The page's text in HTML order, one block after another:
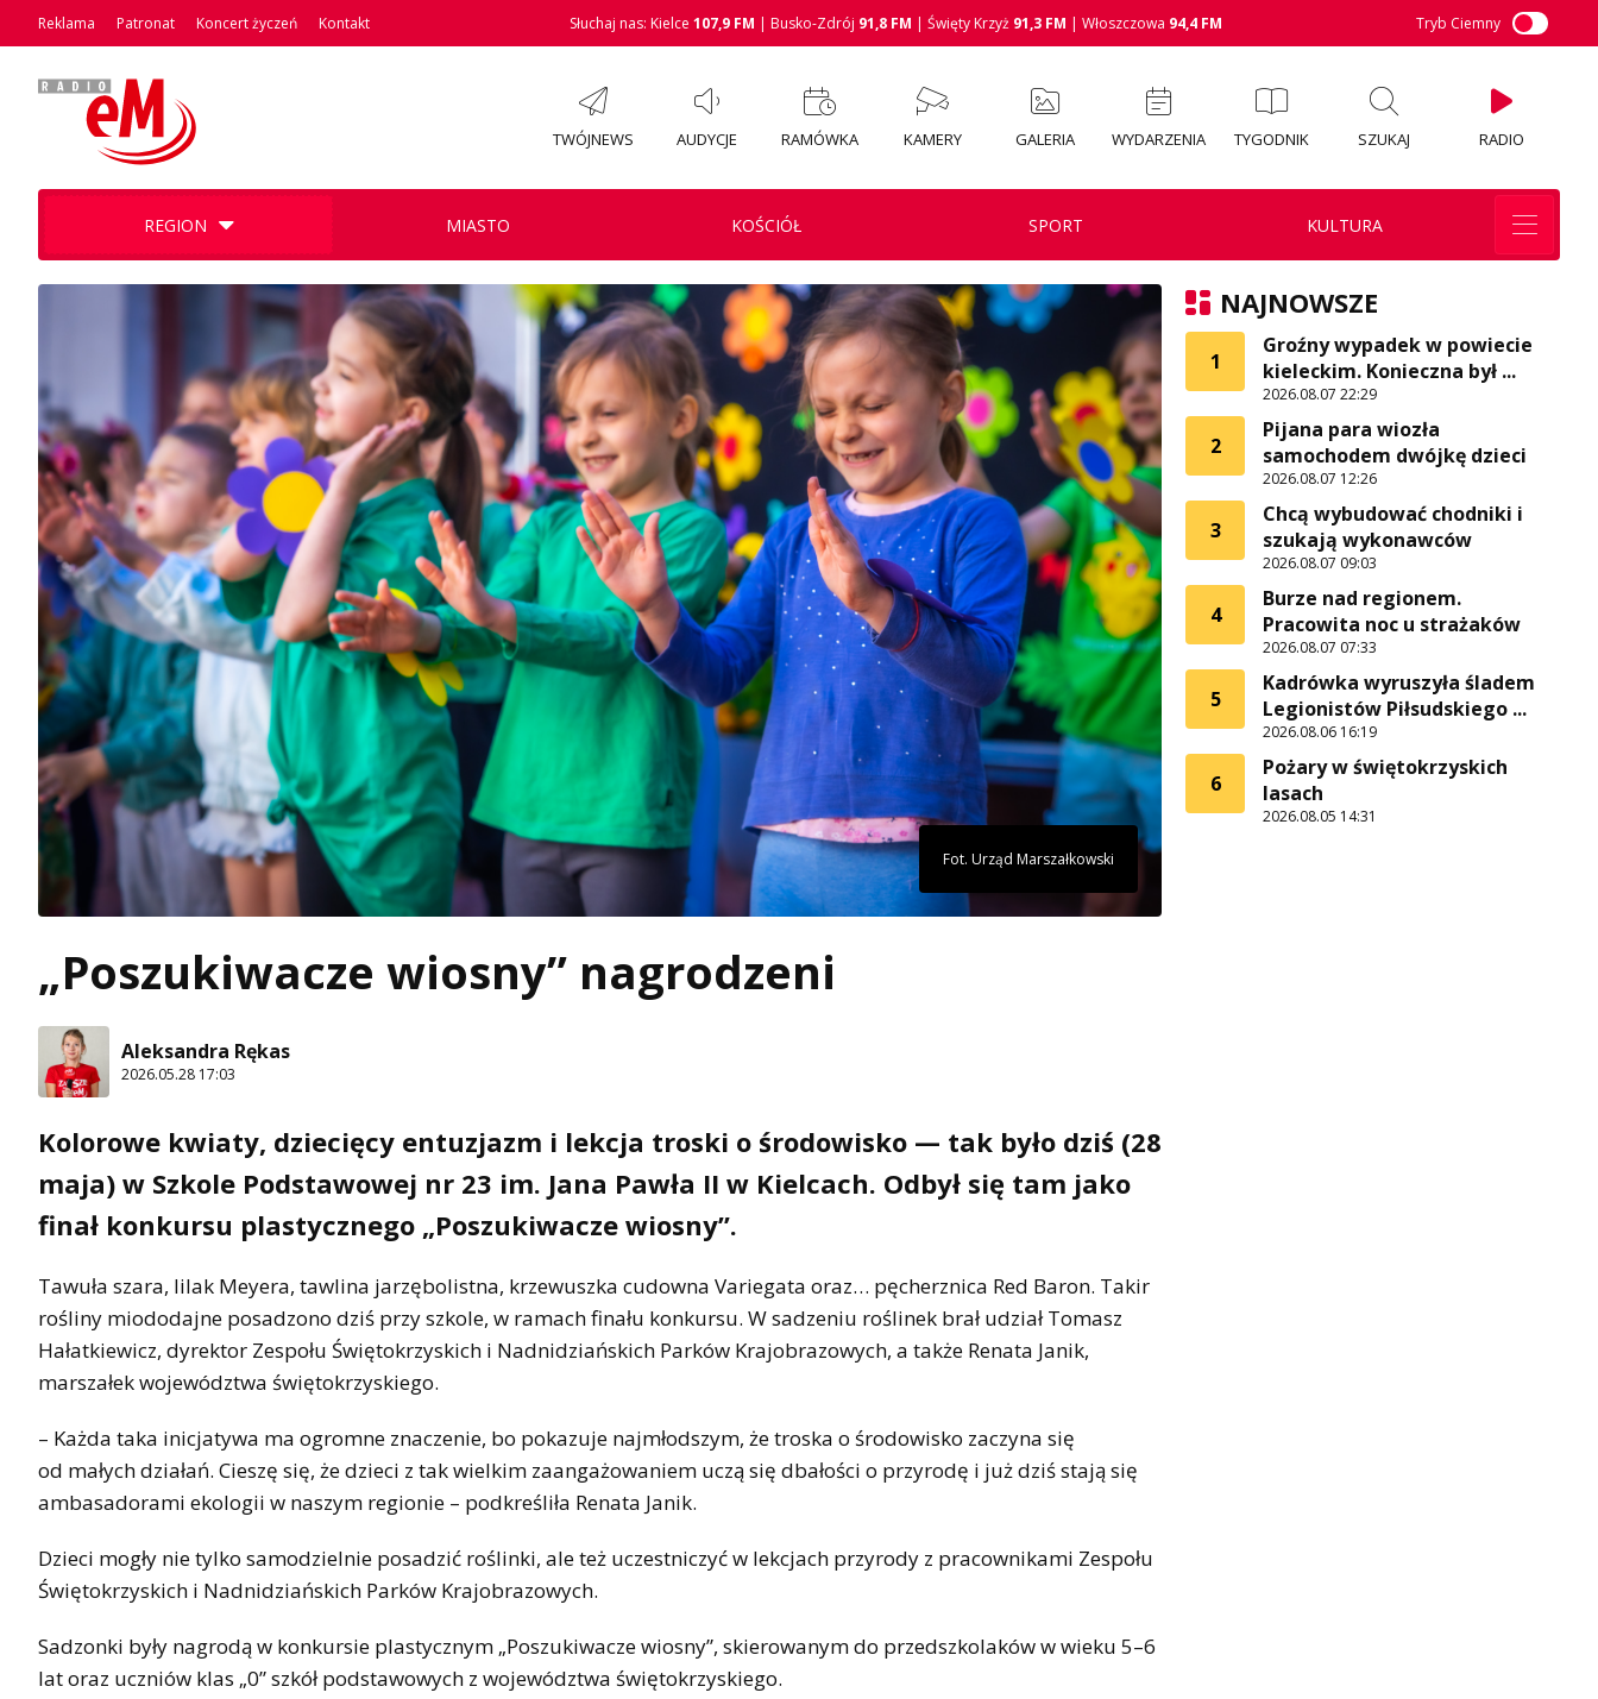
Reklama Patronat Koncert życzeń Kontakt Słuchaj nas: Kielce 107,9 FM | Busko-Zdrój 91,8 FM | Święty Krzyż 91,3 FM | Włoszczowa 94,4 FM Tryb Ciemny
TWÓJNEWS AUDYCJE RAMÓWKA KAMERY GALERIA WYDARZENIA TYGODNIK SZUKAJ RADIO
REGION MIASTO KOŚCIÓŁ SPORT KULTURA
Fot. Urząd Marszałkowski
„Poszukiwacze wiosny” nagrodzeni
Aleksandra Rękas
2026.05.28 17:03
Kolorowe kwiaty, dziecięcy entuzjazm i lekcja troski o środowisko — tak było dziś (28
maja) w Szkole Podstawowej nr 23 im. Jana Pawła II w Kielcach. Odbył się tam jako
finał konkursu plastycznego „Poszukiwacze wiosny”.
Tawuła szara, lilak Meyera, tawlina jarzębolistna, krzewuszka cudowna Variegata oraz… pęcherznica Red Baron. Takir
rośliny miododajne posadzono dziś przy szkole, w ramach finału konkursu. W sadzeniu roślinek brał udział Tomasz
Hałatkiewicz, dyrektor Zespołu Świętokrzyskich i Nadnidziańskich Parków Krajobrazowych, a także Renata Janik,
marszałek województwa świętokrzyskiego.
– Każda taka inicjatywa ma ogromne znaczenie, bo pokazuje najmłodszym, że troska o środowisko zaczyna się
od małych działań. Cieszę się, że dzieci z tak wielkim zaangażowaniem uczą się dbałości o przyrodę i już dziś stają się
ambasadorami ekologii w naszym regionie – podkreśliła Renata Janik.
Dzieci mogły nie tylko samodzielnie posadzić roślinki, ale też uczestniczyć w lekcjach przyrody z pracownikami Zespołu
Świętokrzyskich i Nadnidziańskich Parków Krajobrazowych.
Sadzonki były nagrodą w konkursie plastycznym „Poszukiwacze wiosny”, skierowanym do przedszkolaków w wieku 5–6
lat oraz uczniów klas „0” szkół podstawowych z województwa świętokrzyskiego.
NAJNOWSZE
1
Groźny wypadek w powiecie
kieleckim. Konieczna był ...
2026.08.07 22:29
2
Pijana para wiozła
samochodem dwójkę dzieci
2026.08.07 12:26
3
Chcą wybudować chodniki i
szukają wykonawców
2026.08.07 09:03
4
Burze nad regionem.
Pracowita noc u strażaków
2026.08.07 07:33
5
Kadrówka wyruszyła śladem
Legionistów Piłsudskiego ...
2026.08.06 16:19
6
Pożary w świętokrzyskich
lasach
2026.08.05 14:31